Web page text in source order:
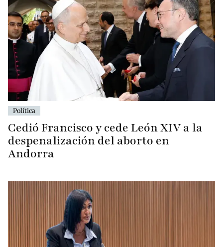
Política
Cedió Francisco y cede León XIV a la
despenalización del aborto en
Andorra